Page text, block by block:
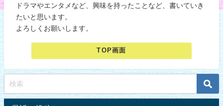
ドラマやエンタメなど、興味を持ったことなど、書いていき
たいと思います。
よろしくお願いします。
TOP画面